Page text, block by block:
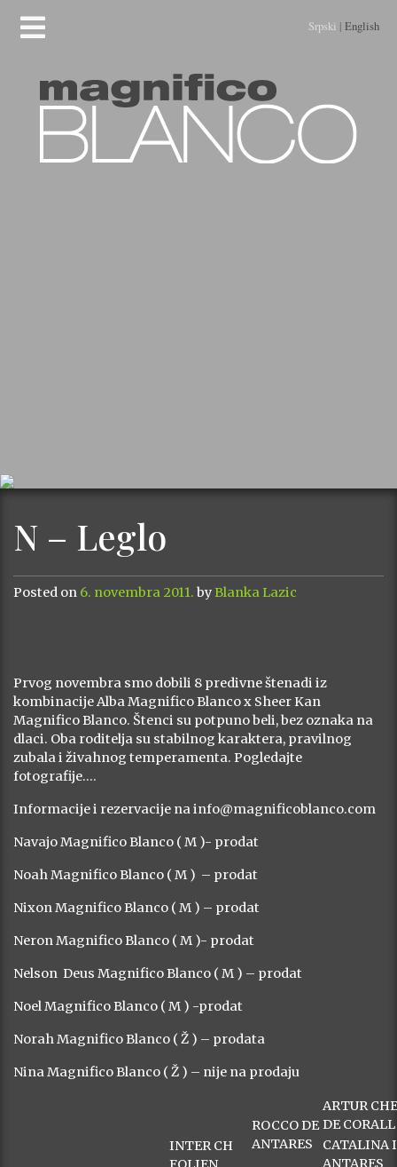
Srpski | English
N – Leglo
Posted on 6. novembra 2011. by Blanka Lazic
Prvog novembra smo dobili 8 predivne štenadi iz
kombinacije Alba Magnifico Blanco x Sheer Kan
Magnifico Blanco. Štenci su potpuno beli, bez oznaka na
dlaci. Oba roditelja su stabilnog karaktera, pravilnog
zubala i živahnog temperamenta. Pogledajte
fotografije….
Informacije i rezervacije na info@magnificoblanco.com
Navajo Magnifico Blanco ( M )- prodat
Noah Magnifico Blanco ( M ) – prodat
Nixon Magnifico Blanco ( M ) – prodat
Neron Magnifico Blanco ( M )- prodat
Nelson Deus Magnifico Blanco ( M ) – prodat
Noel Magnifico Blanco ( M ) -prodat
Norah Magnifico Blanco ( Ž ) – prodata
Nina Magnifico Blanco ( Ž ) – nije na prodaju
INTER CH
ROCCO DE
ANTARES
ARTUR
DE
CATALINA
ANTARES